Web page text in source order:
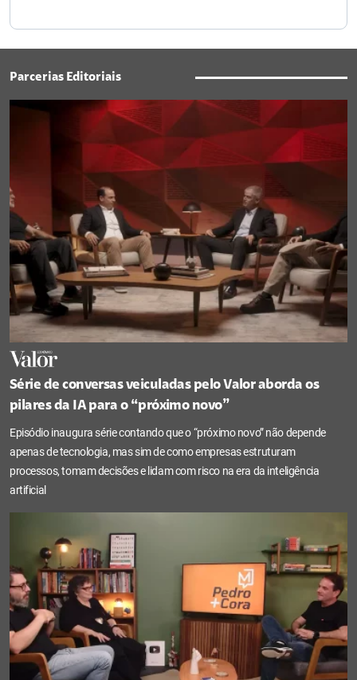
Parcerias Editoriais
Série de conversas veiculadas pelo Valor aborda os
pilares da IA para o “próximo novo”
Episódio inaugura série contando que o “próximo novo” não depende
apenas de tecnologia, mas sim de como empresas estruturam
processos, tomam decisões e lidam com risco na era da inteligência
artificial